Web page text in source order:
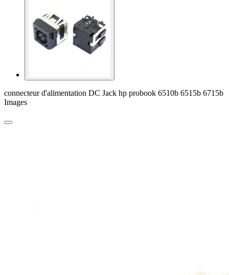
connecteur d'alimentation DC Jack hp probook 6510b 6515b 6715b
Images